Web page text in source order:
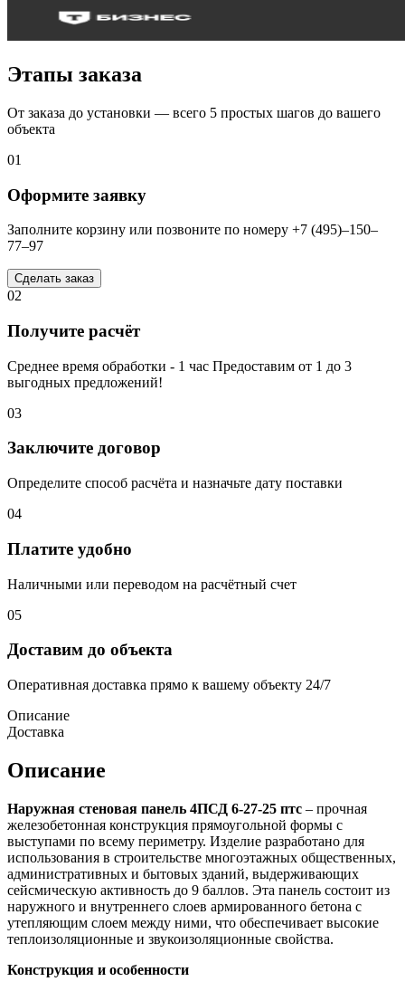
Этапы заказа
От заказа до установки — всего 5 простых шагов до вашего
объекта
01
Оформите заявку
Заполните корзину или позвоните по номеру +7 (495)–150–
77–97
Сделать заказ
02
Получите расчёт
Среднее время обработки - 1 час Предоставим от 1 до 3
выгодных предложений!
03
Заключите договор
Определите способ расчёта и назначьте дату поставки
04
Платите удобно
Наличными или переводом на расчётный счет
05
Доставим до объекта
Оперативная доставка прямо к вашему объекту 24/7
Описание
Доставка
Описание
Наружная стеновая панель 4ПСД 6-27-25 птс – прочная
железобетонная конструкция прямоугольной формы с
выступами по всему периметру. Изделие разработано для
использования в строительстве многоэтажных общественных,
административных и бытовых зданий, выдерживающих
сейсмическую активность до 9 баллов. Эта панель состоит из
наружного и внутреннего слоев армированного бетона с
утепляющим слоем между ними, что обеспечивает высокие
теплоизоляционные и звукоизоляционные свойства.
Конструкция и особенности